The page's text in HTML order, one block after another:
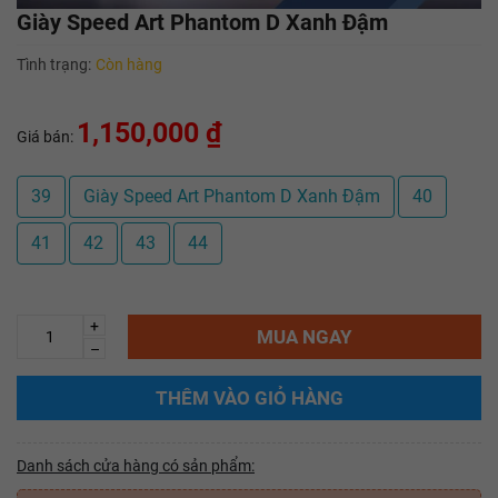
Giày Speed Art Phantom D Xanh Đậm
Tình trạng: Còn hàng
Giá bán: 1,150,000 ₫
39 Giày Speed Art Phantom D Xanh Đậm 40
41 42 43 44
+
–
MUA NGAY
THÊM VÀO GIỎ HÀNG
Danh sách cửa hàng có sản phẩm: